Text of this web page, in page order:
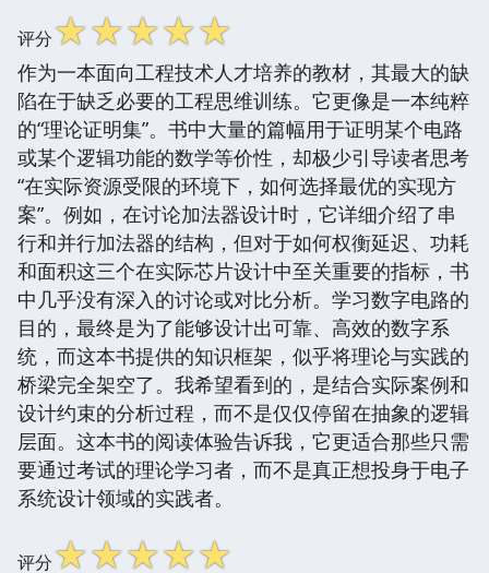
评分☆☆☆☆☆
作为一本面向工程技术人才培养的教材，其最大的缺
陷在于缺乏必要的工程思维训练。它更像是一本纯粹
的“理论证明集”。书中大量的篇幅用于证明某个电路
或某个逻辑功能的数学等价性，却极少引导读者思考
“在实际资源受限的环境下，如何选择最优的实现方
案”。例如，在讨论加法器设计时，它详细介绍了串
行和并行加法器的结构，但对于如何权衡延迟、功耗
和面积这三个在实际芯片设计中至关重要的指标，书
中几乎没有深入的讨论或对比分析。学习数字电路的
目的，最终是为了能够设计出可靠、高效的数字系
统，而这本书提供的知识框架，似乎将理论与实践的
桥梁完全架空了。我希望看到的，是结合实际案例和
设计约束的分析过程，而不是仅仅停留在抽象的逻辑
层面。这本书的阅读体验告诉我，它更适合那些只需
要通过考试的理论学习者，而不是真正想投身于电子
系统设计领域的实践者。
评分☆☆☆☆☆